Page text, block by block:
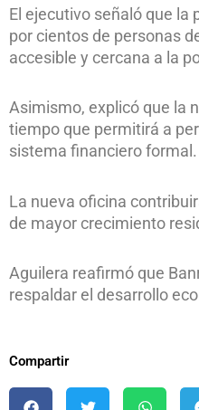
El ejecutivo señaló que la
por cientos de personas
accesible y cercana a la
Asimismo, explicó que la
tiempo que permitirá a
sistema financiero formal.
La nueva oficina
de mayor crecimiento
Aguilera reafirmó que
respaldar el desarrollo
Compartir